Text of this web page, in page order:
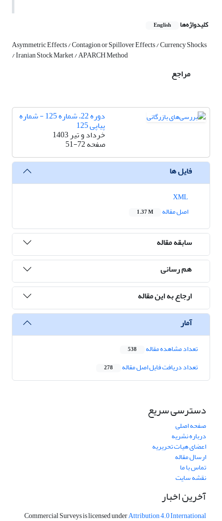
کلیدواژه‌ها English
Asymmetric Effects / Contagion or Spillover Effects / Currency Shocks
/ Iranian Stock Market / APARCH Method
مراجع
دوره 22، شماره 125 - شماره
پیاپی 125
خرداد و تیر 1403
صفحه51-72
فایل ها
اصل مقاله
1.37 M
سابقه مقاله
هم رسانی
ارجاع به این مقاله
آمار
تعداد مشاهده مقاله 538
تعداد دریافت فایل اصل مقاله 278
دسترسی سریع
صفحه اصلی
درباره نشریه
اعضای هیات تحریریه
ارسال مقاله
تماس با ما
نقشه سایت
آخرین اخبار
Commercial Surveys is licensed underAttribution 4.0 International